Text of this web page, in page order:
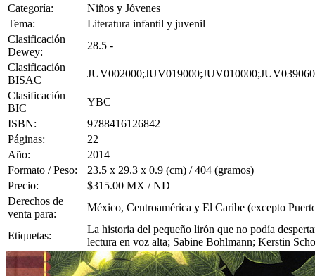
Categoría:
Niños y Jóvenes
Tema:
Literatura infantil y juvenil
Clasificación
Dewey:
28.5 -
Clasificación
BISAC
JUV002000;JUV019000;JUV010000;JUV039060
Clasificación
BIC
YBC
ISBN:
9788416126842
Páginas:
22
Año:
2014
Formato / Peso:
23.5 x 29.3 x 0.9 (cm) / 404 (gramos)
Precio:
$315.00 MX / ND
Derechos de
venta para:
México, Centroamérica y El Caribe (excepto
Etiquetas:
La historia del pequeño lirón que no podía
lectura en voz alta; Sabine Bohlmann; Kerstin